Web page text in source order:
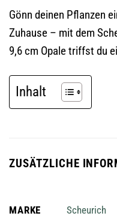
Gönn deinen Pflanzen
Zuhause – mit dem
9,6 cm Opale triffst du
Inhalt
ZUSÄTZLICHE
MARKE Scheurich